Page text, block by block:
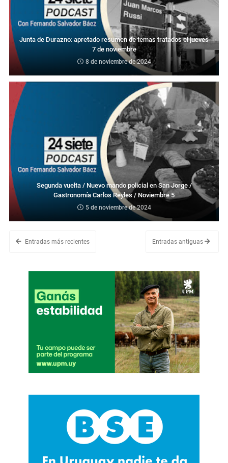
Junta de Durazno: apretado resumen de temas tratados el jueves
7 de noviembre
8 de noviembre de 2024
Segunda vuelta / Nuevo mando policial en San Jorge /
Gastronomía Carlos Reyles / Noviembre 5
5 de noviembre de 2024
Entradas más recientes Entradas antiguas